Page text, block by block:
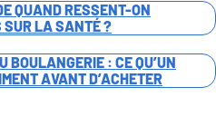
QUAND RESSENT-ON
SUR LA SANTÉ ?
BOULANGERIE : CE QU’UN
AVANT D’ACHETER